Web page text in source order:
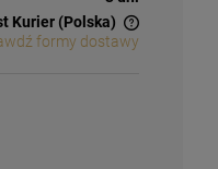
Kurier (Polska)
formy dostawy